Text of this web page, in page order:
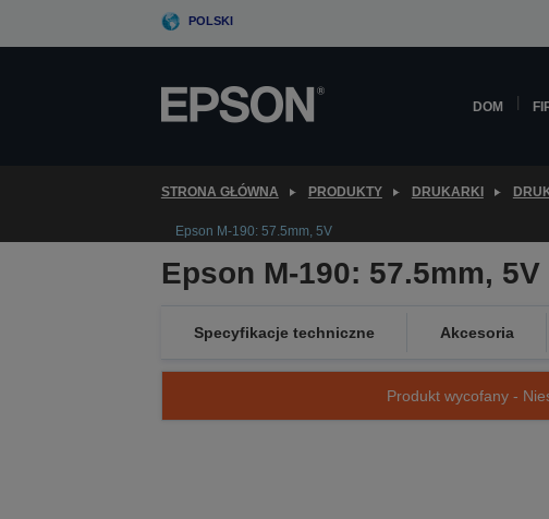
POLSKI
DOM
STRONA GŁÓWNA PRODUKTY DRUKARKI
Epson M-190: 57.5mm, 5V
Epson M-190: 57.5mm, 5V
Specyfikacje techniczne Akcesoria
Produkt wycofany -